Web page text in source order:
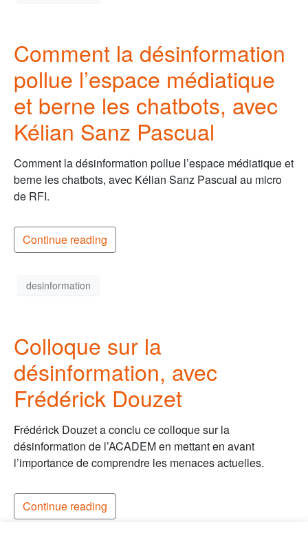
Comment la désinformation
pollue l’espace médiatique
et berne les chatbots, avec
Kélian Sanz Pascual
Comment la désinformation pollue l’espace médiatique et
berne les chatbots, avec Kélian Sanz Pascual au micro
de RFI.
Continue reading
desinformation
Colloque sur la
désinformation, avec
Frédérick Douzet
Frédérick Douzet a conclu ce colloque sur la
désinformation de l’ACADEM en mettant en avant
l’importance de comprendre les menaces actuelles.
Continue reading